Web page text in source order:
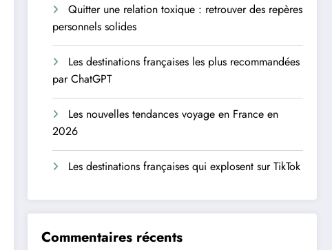
Quitter une relation toxique : retrouver des repères
personnels solides
Les destinations françaises les plus recommandées
par ChatGPT
Les nouvelles tendances voyage en France en
2026
Les destinations françaises qui explosent sur TikTok
Commentaires récents